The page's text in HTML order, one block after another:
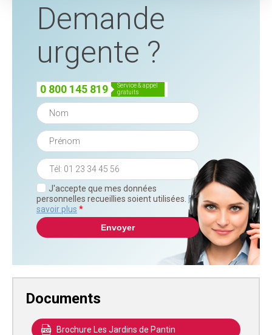
Demande
urgente ?
0 800 145 819
service & appel
gratuits
J'accepte que mes données
personnelles recueillies soient utilisées. En
savoir plus *
Documents
Brochure Les Jardins de Pantin